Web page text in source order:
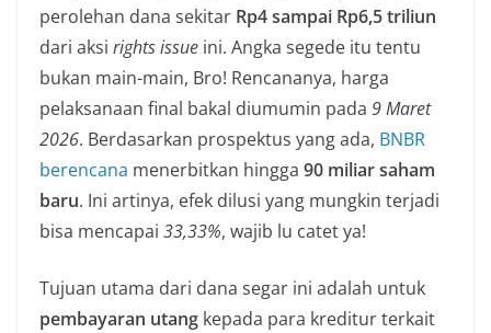
perolehan dana sekitar Rp4 sampai Rp6,5 triliun
dari aksi rights issue ini. Angka segede itu tentu
bukan main-main, Bro! Rencananya, harga
pelaksanaan final bakal diumumin pada 9 Maret
2026. Berdasarkan prospektus yang ada, BNBR
berencana menerbitkan hingga 90 miliar saham
baru. Ini artinya, efek dilusi yang mungkin terjadi
bisa mencapai 33,33%, wajib lu catet ya!
Tujuan utama dari dana segar ini adalah untuk
pembayaran utang kepada para kreditur terkait